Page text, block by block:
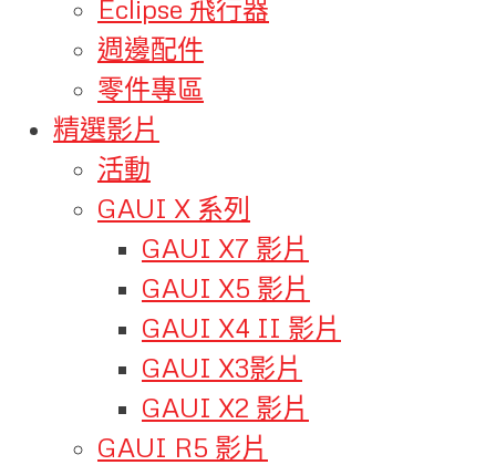
Eclipse 飛行器
週邊配件
零件專區
精選影片
活動
GAUI X 系列
GAUI X7 影片
GAUI X5 影片
GAUI X4 II 影片
GAUI X3影片
GAUI X2 影片
GAUI R5 影片